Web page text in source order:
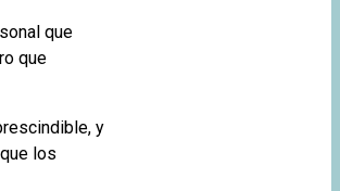
que
que
y
los